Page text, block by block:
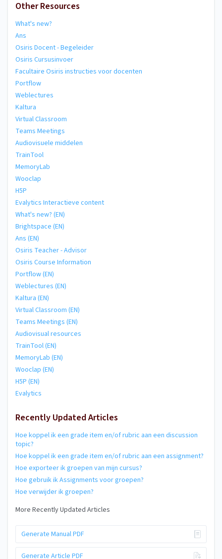
Other Resources
What's new?
Ans
Osiris Docent - Begeleider
Osiris Cursusinvoer
Facultaire Osiris instructies voor docenten
Portflow
Weblectures
Kaltura
Virtual Classroom
Teams Meetings
Audiovisuele middelen
TrainTool
MemoryLab
Wooclap
H5P
Evalytics Interactieve content
What's new? (EN)
Brightspace (EN)
Ans (EN)
Osiris Teacher - Advisor
Osiris Course Information
Portflow (EN)
Weblectures (EN)
Kaltura (EN)
Virtual Classroom (EN)
Teams Meetings (EN)
Audiovisual resources
TrainTool (EN)
MemoryLab (EN)
Wooclap (EN)
H5P (EN)
Evalytics
Recently Updated Articles
Hoe koppel ik een grade item en/of rubric aan een discussion
topic?
Hoe koppel ik een grade item en/of rubric aan een assignment?
Hoe exporteer ik groepen van mijn cursus?
Hoe gebruik ik Assignments voor groepen?
Hoe verwijder ik groepen?
More Recently Updated Articles
Generate Manual PDF
Generate Article PDF